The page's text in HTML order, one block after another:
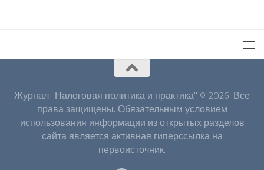
Журнал "Налоговая политика и практика" © 2026. Все
права защищены. Обязательным условием
использования информации из открытых разделов
сайта является активная гиперссылка на
первоисточник.